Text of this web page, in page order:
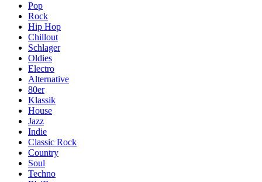
Pop
Rock
Hip Hop
Chillout
Schlager
Oldies
Electro
Alternative
80er
Klassik
House
Jazz
Indie
Classic Rock
Country
Soul
Techno